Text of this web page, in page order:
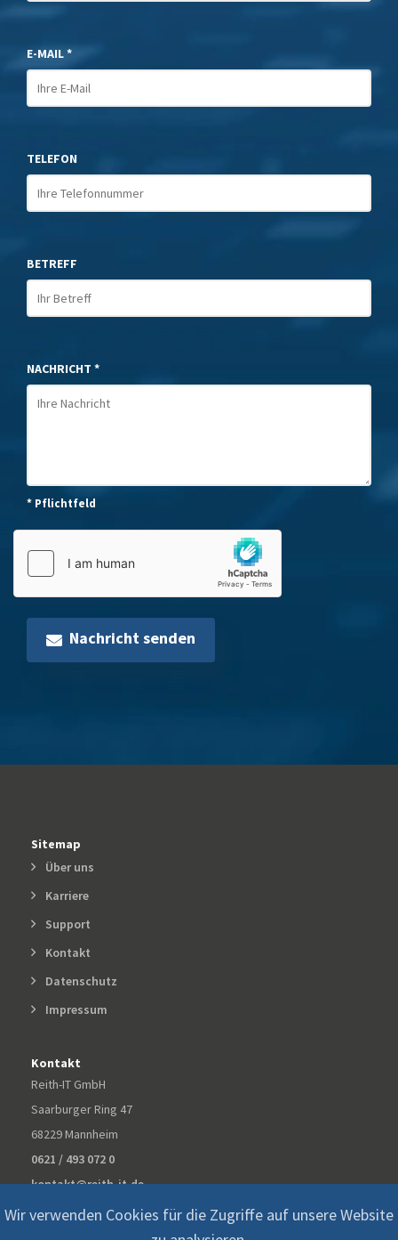
E-MAIL *
TELEFON
BETREFF
NACHRICHT *
* Pflichtfeld
Nachricht senden
Sitemap
Über uns
Karriere
Support
Kontakt
Datenschutz
Impressum
Kontakt
Reith-IT GmbH
Saarburger Ring 47
68229 Mannheim
0621 / 493 072 0
kontakt@reith-it.de
Wir verwenden Cookies für die Zugriffe auf unsere Website